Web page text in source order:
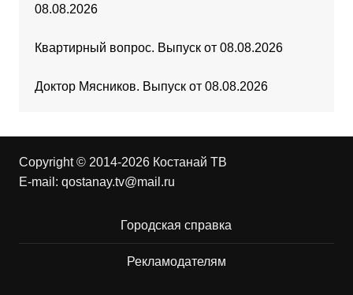
08.08.2026
Квартирный вопрос. Выпуск от 08.08.2026
Доктор Мясников. Выпуск от 08.08.2026
Copyright © 2014-2026 Костанай ТВ
E-mail: qostanay.tv@mail.ru
Городская справка
Рекламодателям